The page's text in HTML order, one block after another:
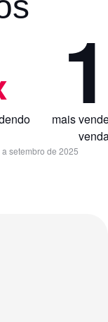
mais
setembro de 2025